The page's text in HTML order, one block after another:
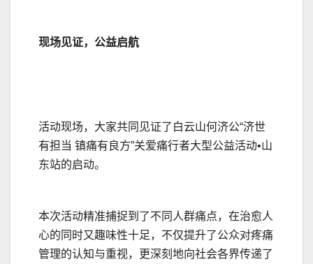
现场见证，公益启航
活动现场，大家共同见证了白云山何济公“济世
有担当 镇痛有良方”关爱痛行者大型公益活动•山
东站的启动。
本次活动精准捕捉到了不同人群痛点，在治愈人
心的同时又趣味性十足，不仅提升了公众对疼痛
管理的认知与重视，更深刻地向社会各界传递了